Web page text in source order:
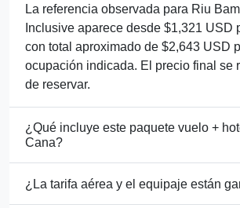
La referencia observada para Riu
Inclusive aparece desde $1,321 USD
con total aproximado de $2,643 USD
ocupación indicada. El precio final se
de reservar.
¿Qué incluye este paquete vuelo +
Cana?
¿La tarifa aérea y el equipaje están